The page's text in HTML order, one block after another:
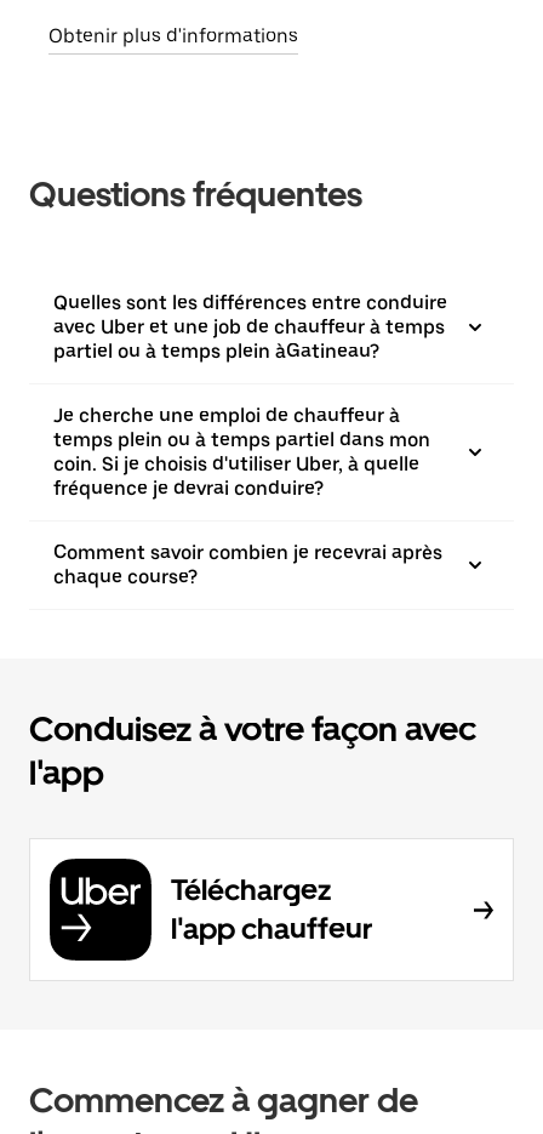
Obtenir plus d'informations
Questions fréquentes
Quelles sont les différences entre conduire
avec Uber et une job de chauffeur à temps
partiel ou à temps plein àGatineau?
Je cherche une emploi de chauffeur à
temps plein ou à temps partiel dans mon
coin. Si je choisis d'utiliser Uber, à quelle
fréquence je devrai conduire?
Comment savoir combien je recevrai après
chaque course?
Conduisez à votre façon avec
l'app
Téléchargez
l'app chauffeur
Commencez à gagner de